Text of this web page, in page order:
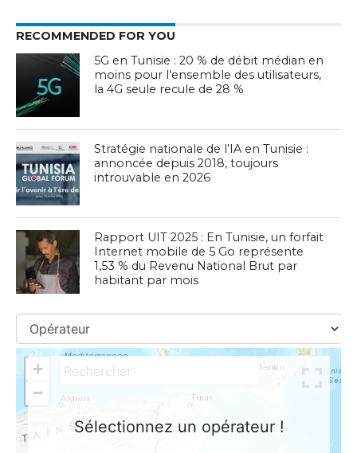
RECOMMENDED FOR YOU
5G en Tunisie : 20 % de débit médian en
moins pour l’ensemble des utilisateurs,
la 4G seule recule de 28 %
Stratégie nationale de l’IA en Tunisie :
annoncée depuis 2018, toujours
introuvable en 2026
Rapport UIT 2025 : En Tunisie, un forfait
Internet mobile de 5 Go représente
1,53 % du Revenu National Brut par
habitant par mois